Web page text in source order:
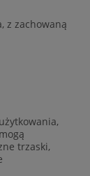
z zachowaną
trzaski,